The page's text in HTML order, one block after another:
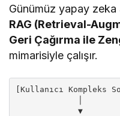
Günümüz yapay
RAG (Retrieval-
Geri Çağırma ile
mimarisiyle çalışır.
[Kullanıcı Kompleks